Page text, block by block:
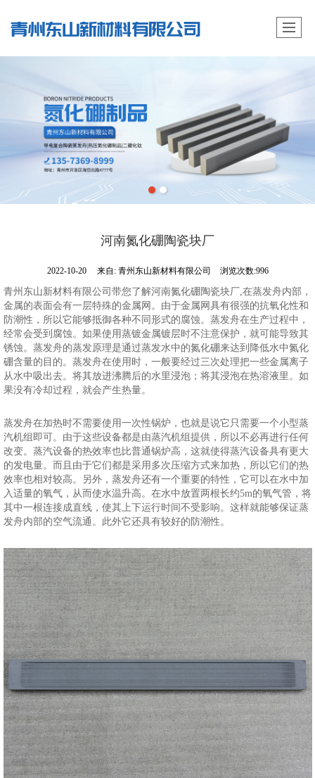
河南氮化硼陶瓷块厂
2022-10-20 来自: 青州东山新材料有限公司 浏览次数:996
青州东山新材料有限公司带您了解河南氮化硼陶瓷块厂,在蒸发舟内部，
金属的表面会有一层特殊的金属网。由于金属网具有很强的抗氧化性和
防潮性，所以它能够抵御各种不同形式的腐蚀。蒸发舟在生产过程中，
经常会受到腐蚀。如果使用蒸镀金属镀层时不注意保护，就可能导致其
锈蚀。蒸发舟的蒸发原理是通过蒸发水中的氮化硼来达到降低水中氮化
硼含量的目的。蒸发舟在使用时，一般要经过三次处理把一些金属离子
从水中吸出去。将其放进沸腾后的水里浸泡；将其浸泡在热溶液里。如
果没有冷却过程，就会产生热量。
蒸发舟在加热时不需要使用一次性锅炉，也就是说它只需要一个小型蒸
汽机组即可。由于这些设备都是由蒸汽机组提供，所以不必再进行任何
改变。蒸汽设备的热效率也比普通锅炉高，这就使得蒸汽设备具有更大
的发电量。而且由于它们都是采用多次压缩方式来加热，所以它们的热
效率也相对较高。另外，蒸发舟还有一个重要的特性，它可以在水中加
入适量的氧气，从而使水温升高。在水中放置两根长约5m的氧气管，将
其中一根连接成直线，使其上下运行时间不受影响。这样就能够保证蒸
发舟内部的空气流通。此外它还具有较好的防潮性。